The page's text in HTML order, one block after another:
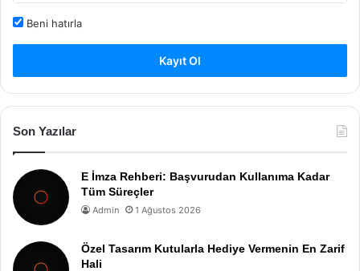
Beni hatırla
Kayıt Ol
Son Yazılar
E İmza Rehberi: Başvurudan Kullanıma Kadar
Tüm Süreçler
Admin 1 Ağustos 2026
Özel Tasarım Kutularla Hediye Vermenin En Zarif
Hali